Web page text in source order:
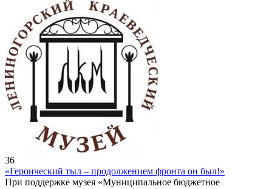
36
«Героический тыл – продолжением фронта он был!»
При поддержке музея «Муниципальное бюджетное